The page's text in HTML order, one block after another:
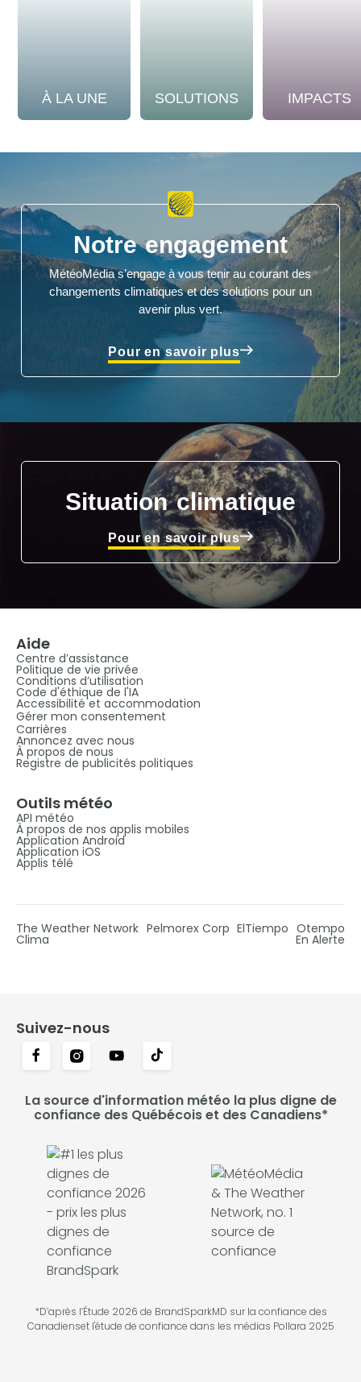
À LA UNE SOLUTIONS IMPACTS
Notre engagement
MétéoMédia s’engage à vous tenir au courant des
changements climatiques et des solutions pour un
avenir plus vert.
Pour en savoir plus
Situation climatique
Pour en savoir plus
Aide
Centre d’assistance
Politique de vie privée
Conditions d’utilisation
Code d'éthique de l'IA
Accessibilité et accommodation
Gérer mon consentement
Carrières
Annoncez avec nous
À propos de nous
Registre de publicités politiques
Outils météo
API météo
À propos de nos applis mobiles
Application Android
Application iOS
Applis télé
The Weather Network Pelmorex Corp ElTiempo Otempo
Clima En Alerte
Suivez-nous
La source d'information météo la plus digne de
confiance des Québécois et des Canadiens*
*D’après l’Étude 2026 de BrandSparkMD sur la confiance des
Canadienset l'étude de confiance dans les médias Pollara 2025